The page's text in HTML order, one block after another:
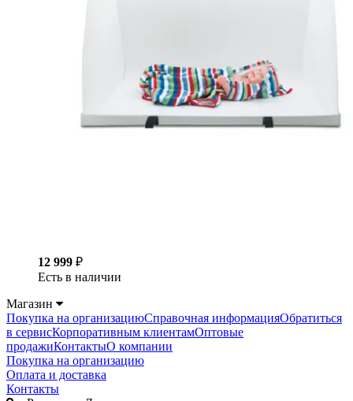
12 999 ₽
Есть в наличии
Магазин
Покупка на организациюСправочная информацияОбратиться
в сервисКорпоративным клиентамОптовые
продажиКонтактыО компании
Покупка на организацию
Оплата и доставка
Контакты